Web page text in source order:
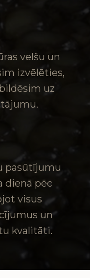
velšu un
izvēlēties,
uz
pasūtījumu
dienā pēc
visus
un
kvalitāti.